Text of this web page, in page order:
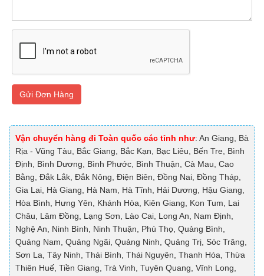
Gửi Đơn Hàng
Vận chuyển hàng đi Toàn quốc các tỉnh như: An Giang, Bà
Rịa - Vũng Tàu, Bắc Giang, Bắc Kạn, Bạc Liêu, Bến Tre, Bình
Định, Bình Dương, Bình Phước, Bình Thuận, Cà Mau, Cao
Bằng, Đắk Lắk, Đắk Nông, Điện Biên, Đồng Nai, Đồng Tháp,
Gia Lai, Hà Giang, Hà Nam, Hà Tĩnh, Hải Dương, Hậu Giang,
Hòa Bình, Hưng Yên, Khánh Hòa, Kiên Giang, Kon Tum, Lai
Châu, Lâm Đồng, Lạng Sơn, Lào Cai, Long An, Nam Định,
Nghệ An, Ninh Bình, Ninh Thuận, Phú Thọ, Quảng Bình,
Quảng Nam, Quảng Ngãi, Quảng Ninh, Quảng Trị, Sóc Trăng,
Sơn La, Tây Ninh, Thái Bình, Thái Nguyên, Thanh Hóa, Thừa
Thiên Huế, Tiền Giang, Trà Vinh, Tuyên Quang, Vĩnh Long,